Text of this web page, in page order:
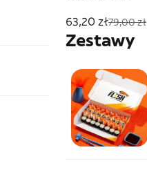
63,20 zł79,00 zł
Zestawy